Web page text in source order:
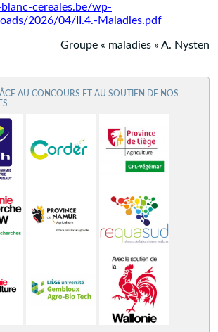
cereales.be/wp-
2026/04/II.4.-Maladies.pdf
Groupe « maladies » A. Nysten
AU CONCOURS ET AU SOUTIEN DE NOS